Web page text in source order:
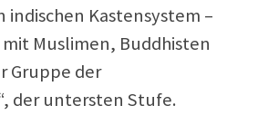
indischen Kastensystem –
Muslimen, Buddhisten
Gruppe der
der untersten Stufe.